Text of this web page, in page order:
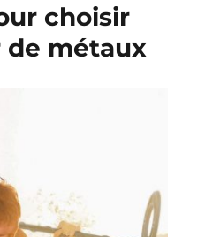
choisir
métaux